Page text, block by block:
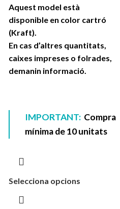
Aquest model està
disponible en color cartró
(Kraft).
En cas d’altres quantitats,
caixes impreses o folrades,
demanin informació.
IMPORTANT: Compra
mínima de 10 unitats
Selecciona opcions